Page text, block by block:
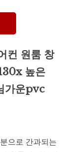
컨 원룸 창
높은
가운pvc
으로 간과되는